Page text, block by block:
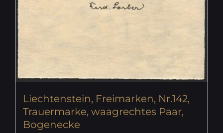
Liechtenstein, Freimarken, Nr.142,
Trauermarke, waagrechtes Paar,
Bogenecke